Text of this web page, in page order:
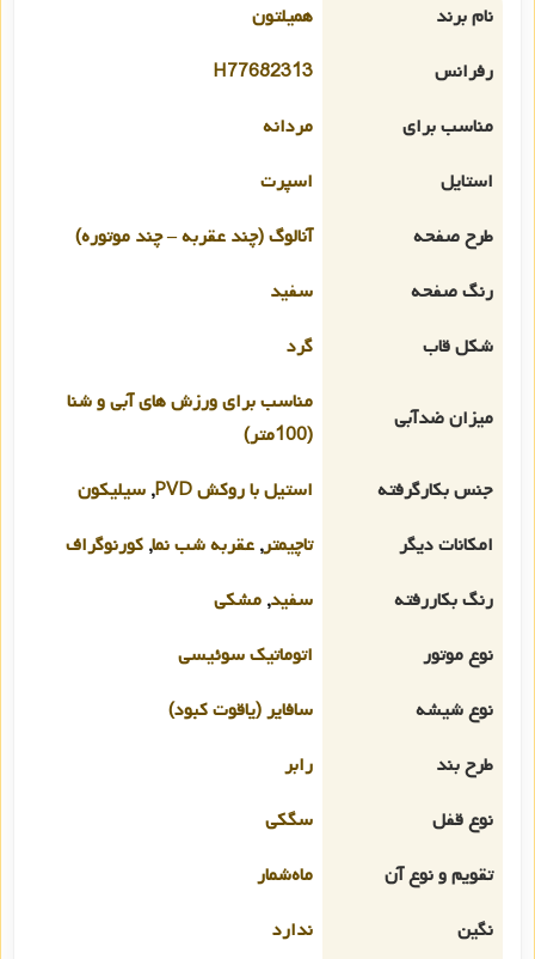
نام برند
همیلتون
رفرانس
H77682313
مناسب برای
مردانه
استایل
اسپرت
طرح صفحه
آنالوگ (چند عقربه – چند موتوره)
رنگ صفحه
سفید
شکل قاب
گرد
میزان ضدآبی
مناسب برای ورزش های آبی و شنا
(100متر)
جنس بکارگرفته
استیل با روکش PVD , سیلیکون
امکانات دیگر
تاچیمتر, عقربه شب نما, کورنوگراف
رنگ بکاررفته
سفید, مشکی
نوع موتور
اتوماتیک سوئیسی
نوع شیشه
سافایر (یاقوت کبود)
طرح بند
رابر
نوع قفل
سگکی
تقویم و نوع آن
ماه‌شمار
نگین
ندارد